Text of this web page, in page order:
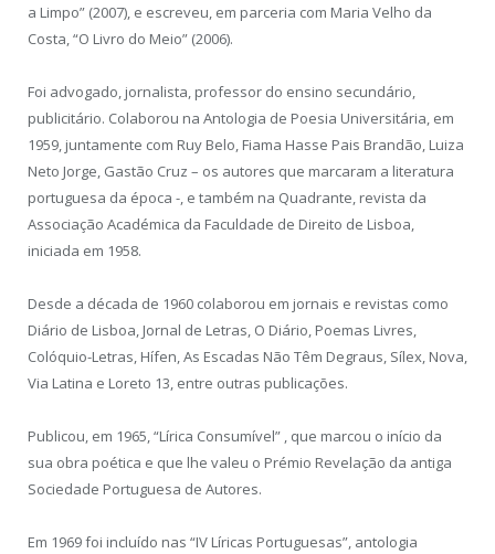
a Limpo” (2007), e escreveu, em parceria com Maria Velho da
Costa, “O Livro do Meio” (2006).
Foi advogado, jornalista, professor do ensino secundário,
publicitário. Colaborou na Antologia de Poesia Universitária, em
1959, juntamente com Ruy Belo, Fiama Hasse Pais Brandão, Luiza
Neto Jorge, Gastão Cruz – os autores que marcaram a literatura
portuguesa da época -, e também na Quadrante, revista da
Associação Académica da Faculdade de Direito de Lisboa,
iniciada em 1958.
Desde a década de 1960 colaborou em jornais e revistas como
Diário de Lisboa, Jornal de Letras, O Diário, Poemas Livres,
Colóquio-Letras, Hífen, As Escadas Não Têm Degraus, Sílex, Nova,
Via Latina e Loreto 13, entre outras publicações.
Publicou, em 1965, “Lírica Consumível” , que marcou o início da
sua obra poética e que lhe valeu o Prémio Revelação da antiga
Sociedade Portuguesa de Autores.
Em 1969 foi incluído nas “IV Líricas Portuguesas”, antologia